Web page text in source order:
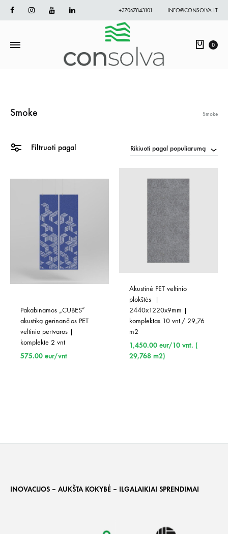
FacebookInstagramYoutubeLinkedin +37067843101 INFO@CONSOLVA.LT
0
Smoke Smoke
Filtruoti pagal Rikiuoti pagal populiarumą
Pakabinamos „CUBES”
akustiką gerinančios PET
veltinio pertvaros |
komplekte 2 vnt
575.00 eur/vnt
Akustinė PET veltinio
plokštės  |
2440x1220x9mm |
komplektas 10 vnt./ 29,76
m2
1,450.00 eur/10 vnt. (
29,768 m2)
INOVACIJOS – AUKŠTA KOKYBĖ – ILGALAIKIAI SPRENDIMAI